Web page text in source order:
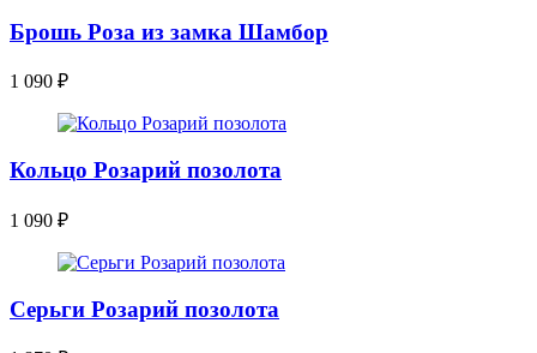
Брошь Роза из замка Шамбор
1 090 ₽
Кольцо Розарий позолота
1 090 ₽
Серьги Розарий позолота